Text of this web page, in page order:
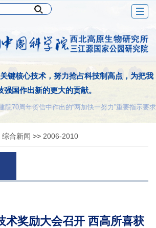
键核心技术，努力抢占科技制高点，为把我
国作出新的更大的贡献。
70周年贺信中作出的“两加快一努力”重要指示要求
综合新闻 >> 2006-2010
术奖励大会召开 西高所喜获